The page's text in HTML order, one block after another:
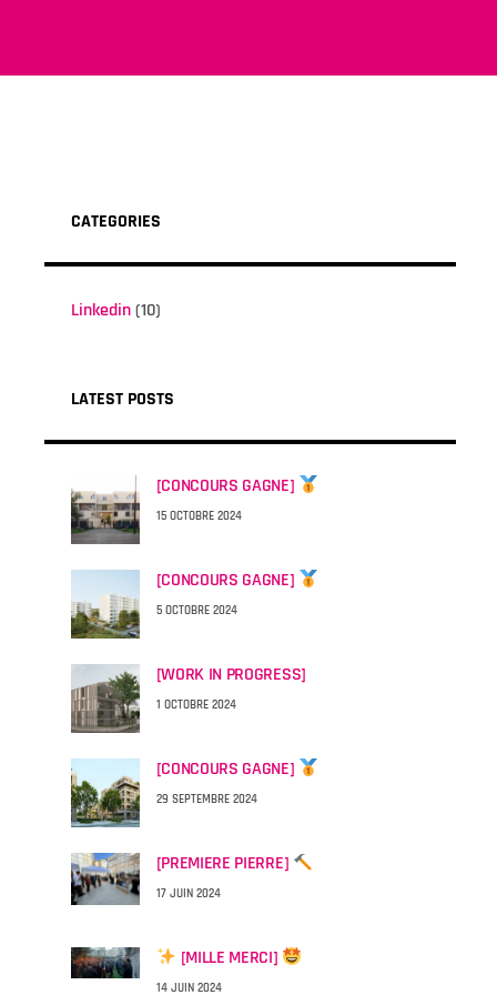
CATEGORIES
Linkedin(10)
LATEST POSTS
[CONCOURS GAGNE]
15 OCTOBRE 2024
[CONCOURS GAGNE]
5 OCTOBRE 2024
[WORK IN PROGRESS]
1 OCTOBRE 2024
[CONCOURS GAGNE]
29 SEPTEMBRE 2024
[PREMIERE PIERRE]
17 JUIN 2024
[MILLE MERCI]
14 JUIN 2024